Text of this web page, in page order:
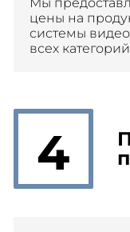
цены на
системы
всех
4